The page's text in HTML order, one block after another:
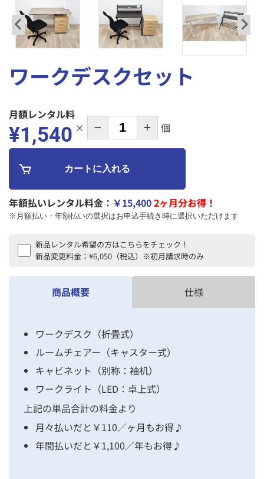
ワークデスクセット
月額レンタル料
¥1,540 × 個
年額払いレンタル料金： ￥15,4002ヶ月分お得！
※月額払い・年額払いの選択はお申込手続き時に選択いただけます
新品レンタル希望の方はこちらをチェック！
新品変更料金：¥6,050（税込）※初月請求時のみ
商品概要 仕様
ワークデスク（折畳式）
ルームチェアー（キャスター式）
キャビネット（別称：袖机）
ワークライト（LED：卓上式）
上記の単品合計の料金より
月々払いだと￥110／ヶ月もお得♪
年間払いだと￥1,100／年もお得♪